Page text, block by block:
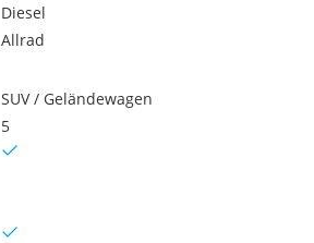
Diesel
Allrad
SUV / Geländewagen
5